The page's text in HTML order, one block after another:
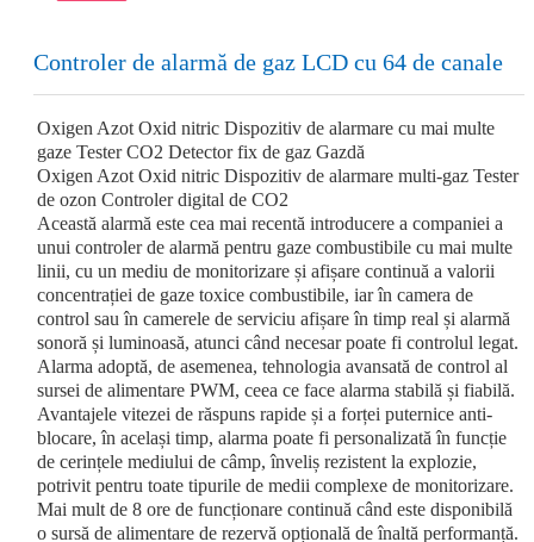
Controler de alarmă de gaz LCD cu 64 de canale
Oxigen Azot Oxid nitric Dispozitiv de alarmare cu mai multe
gaze Tester CO2 Detector fix de gaz Gazdă
Oxigen Azot Oxid nitric Dispozitiv de alarmare multi-gaz Tester
de ozon Controler digital de CO2
Această alarmă este cea mai recentă introducere a companiei a
unui controler de alarmă pentru gaze combustibile cu mai multe
linii, cu un mediu de monitorizare și afișare continuă a valorii
concentrației de gaze toxice combustibile, iar în camera de
control sau în camerele de serviciu afișare în timp real și alarmă
sonoră și luminoasă, atunci când necesar poate fi controlul legat.
Alarma adoptă, de asemenea, tehnologia avansată de control al
sursei de alimentare PWM, ceea ce face alarma stabilă și fiabilă.
Avantajele vitezei de răspuns rapide și a forței puternice anti-
blocare, în același timp, alarma poate fi personalizată în funcție
de cerințele mediului de câmp, înveliș rezistent la explozie,
potrivit pentru toate tipurile de medii complexe de monitorizare.
Mai mult de 8 ore de funcționare continuă când este disponibilă
o sursă de alimentare de rezervă opțională de înaltă performanță.